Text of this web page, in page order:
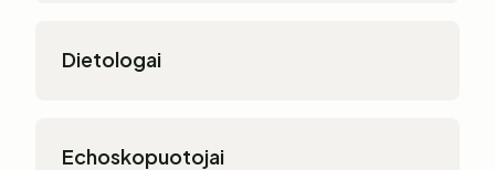
Dietologai
Echoskopuotojai